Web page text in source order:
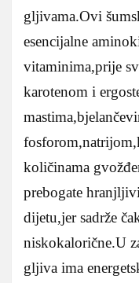
gljivama.Ovi
esencijalne
vitaminima,prije
karotenom i
količinama
prebogate
dijetu,jer sadrže
niskokalorične.U
gljiva ima